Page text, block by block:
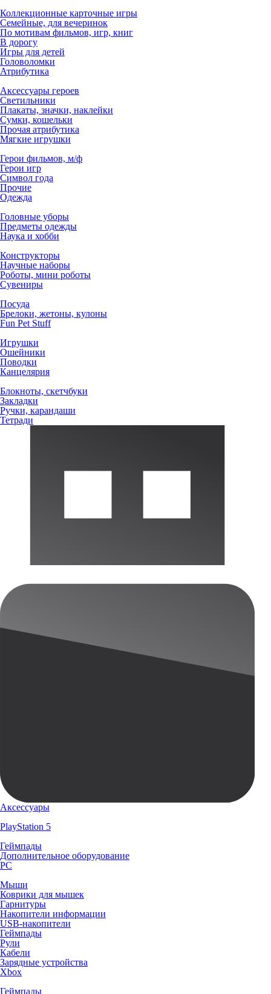
Коллекционные карточные игры
Семейные, для вечеринок
По мотивам фильмов, игр, книг
В дорогу
Игры для детей
Головоломки
Атрибутика
Аксессуары героев
Светильники
Плакаты, значки, наклейки
Сумки, кошельки
Прочая атрибутика
Мягкие игрушки
Герои фильмов, м/ф
Герои игр
Символ года
Прочие
Одежда
Головные уборы
Предметы одежды
Наука и хобби
Конструкторы
Научные наборы
Роботы, мини роботы
Сувениры
Посуда
Брелоки, жетоны, кулоны
Fun Pet Stuff
Игрушки
Ошейники
Поводки
Канцелярия
Блокноты, скетчбуки
Закладки
Ручки, карандаши
Тетради
Аксессуары
PlayStation 5
Геймпады
Дополнительное оборудование
PC
Мыши
Коврики для мышек
Гарнитуры
Накопители информации
USB-накопители
Геймпады
Рули
Кабели
Зарядные устройства
Xbox
Геймпады